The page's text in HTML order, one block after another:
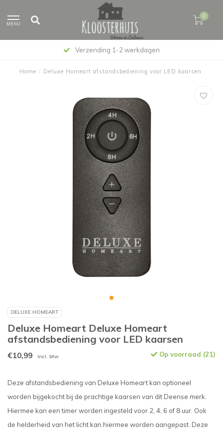
MENU
0
Verzending 1-2 werkdagen
Home / Deluxe Homeart afstandsbediening voor LED kaarsen
DELUXE HOMEART
Deluxe Homeart Deluxe Homeart
afstandsbediening voor LED kaarsen
€10,99 Incl. btw Op voorraad (21)
Deze afstandsbediening van Deluxe Homeart kan optioneel
worden bijgekocht bij de prachtige kaarsen van dit Deense merk.
Hiermee kan een timer worden ingesteld voor 2, 4, 6 of 8 uur. Ook
de helderheid van het licht kan hiermee worden aangepast. Deze